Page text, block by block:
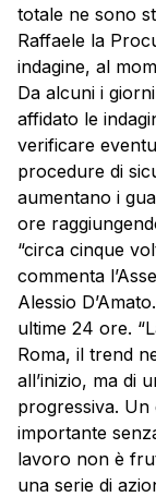
totale ne sono
Raffaele la
indagine, al
Da alcuni i
affidato le
verificare
procedure di
aumentano i
ore
“circa cinque
commenta
Alessio
ultime 24 ore.
Roma, il trend
all’inizio, ma di
progressiva.
importante
lavoro non è
una serie di